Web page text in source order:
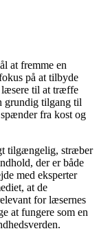
at fremme en
på at tilbyde
læsere til at træffe
grundig tilgang til
fra kost og
tilgængelig, stræber
der er både
med eksperter
at de
for læsernes
at fungere som en